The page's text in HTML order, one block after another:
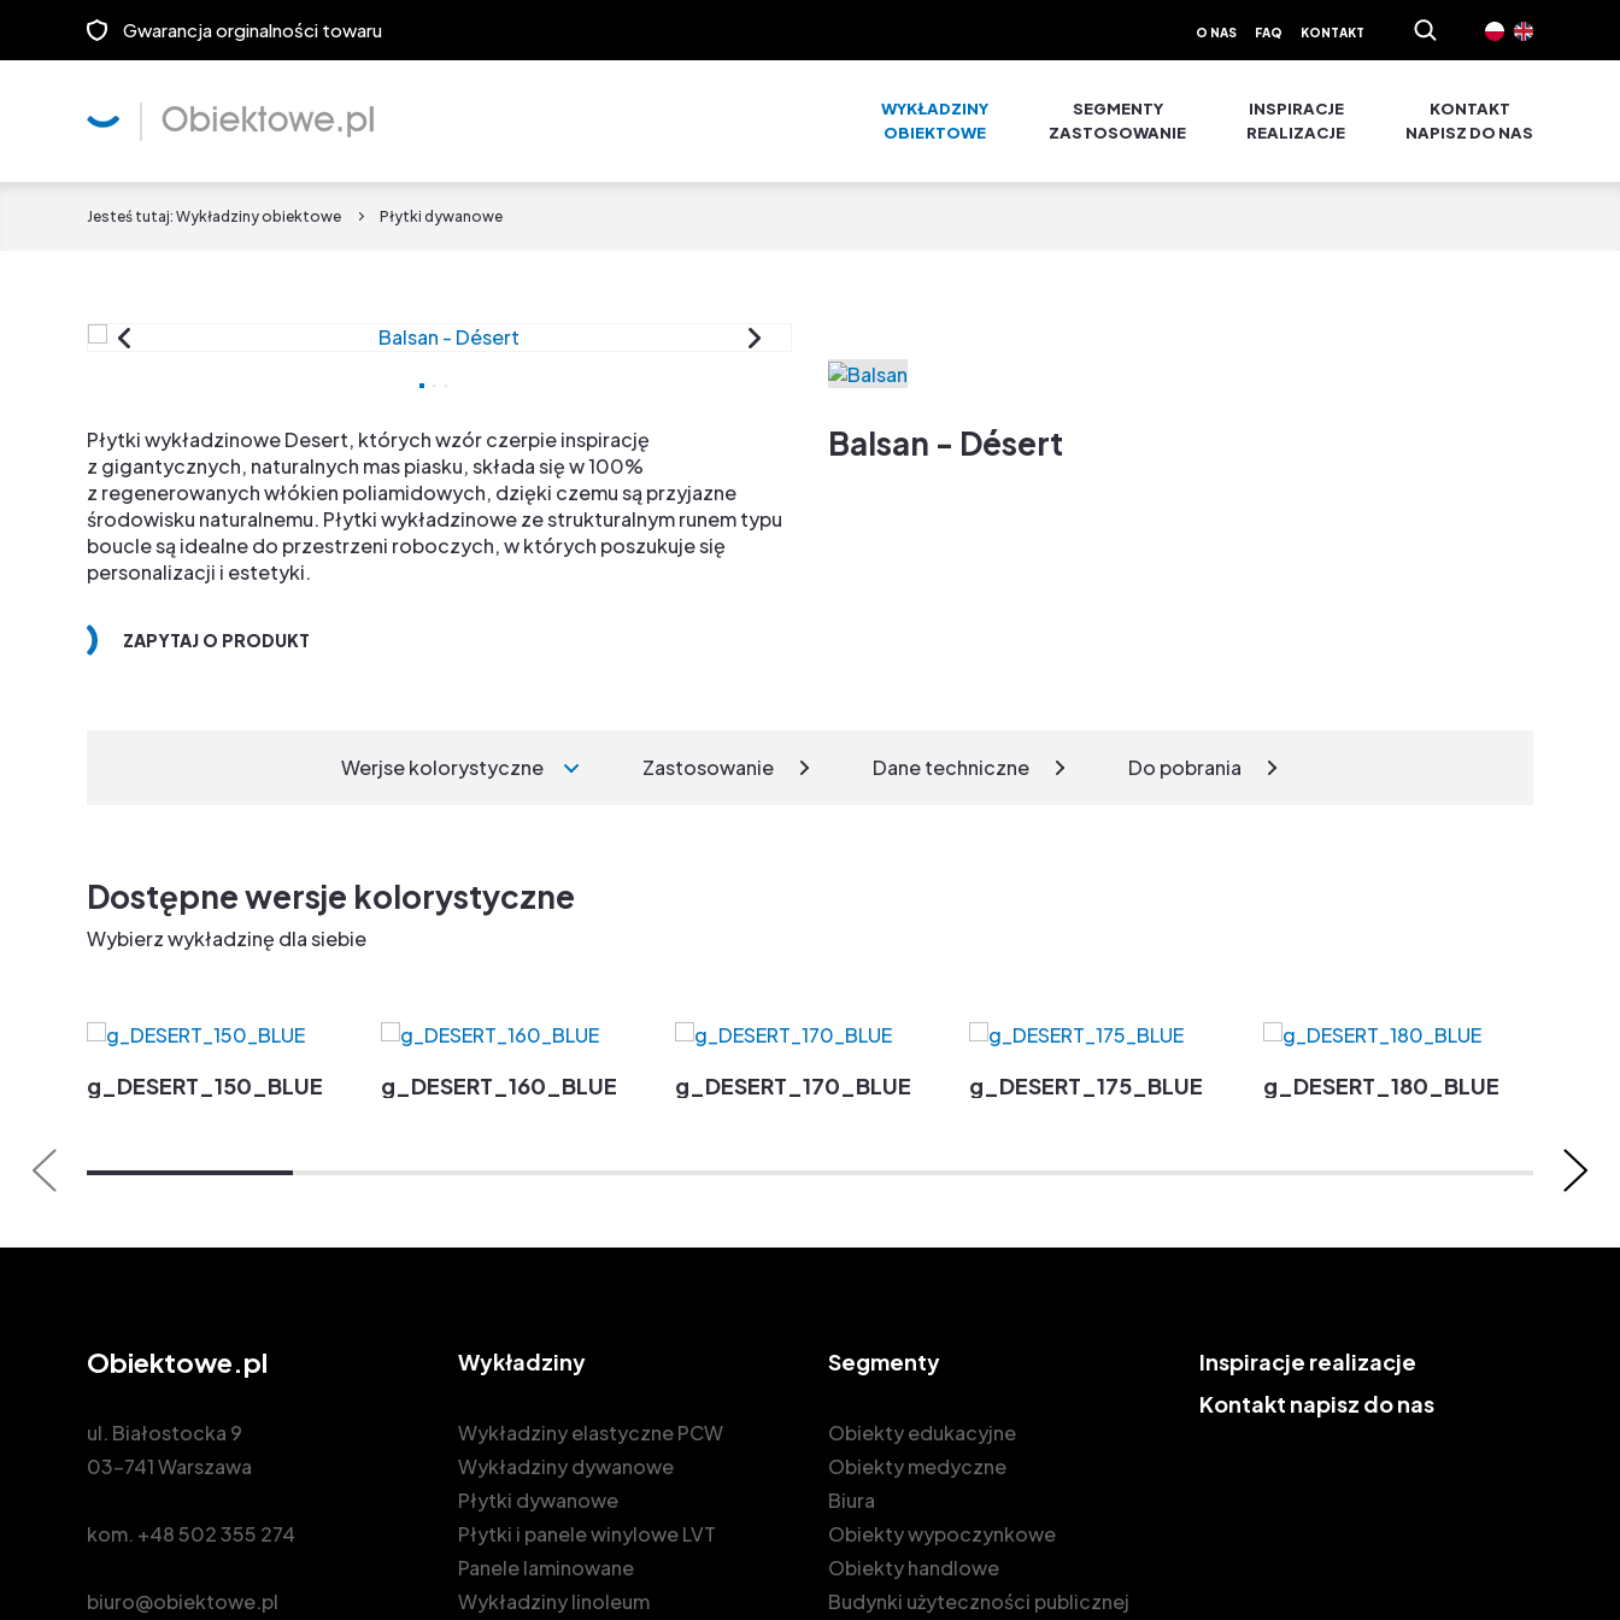
Gwarancja orginalności towaru O NAS FAQ KONTAKT
WYKŁADZINY
OBIEKTOWE
SEGMENTY
ZASTOSOWANIE
INSPIRACJE
REALIZACJE
KONTAKT
NAPISZ DO NAS
Jesteś tutaj: Wykładziny obiektowe Płytki dywanowe
Balsan - Désert
Płytki wykładzinowe Desert, których wzór czerpie inspirację
z gigantycznych, naturalnych mas piasku, składa się w 100%
z regenerowanych włókien poliamidowych, dzięki czemu są przyjazne
środowisku naturalnemu. Płytki wykładzinowe ze strukturalnym runem typu
boucle są idealne do przestrzeni roboczych, w których poszukuje się
personalizacji i estetyki.
ZAPYTAJ O PRODUKT
Werjse kolorystyczne Zastosowanie Dane techniczne Do pobrania
Dostępne wersje kolorystyczne
Wybierz wykładzinę dla siebie
g_DESERT_150_BLUE g_DESERT_160_BLUE g_DESERT_170_BLUE g_DESERT_175_BLUE g_DESERT_180_BLUE
Obiektowe.pl
ul. Białostocka 9
03-741 Warszawa
kom. +48 502 355 274
biuro@obiektowe.pl
Wykładziny
Wykładziny elastyczne PCW
Wykładziny dywanowe
Płytki dywanowe
Płytki i panele winylowe LVT
Panele laminowane
Wykładziny linoleum
Segmenty
Obiekty edukacyjne
Obiekty medyczne
Biura
Obiekty wypoczynkowe
Obiekty handlowe
Budynki użyteczności publicznej
Inspiracje realizacje
Kontakt napisz do nas